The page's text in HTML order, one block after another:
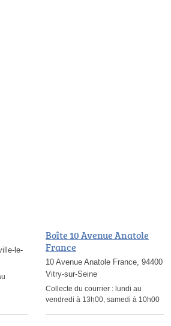
le-
Boîte 10 Avenue Anatole
France
10 Avenue Anatole France, 94400
Vitry-sur-Seine
Collecte du courrier : lundi au
vendredi à 13h00, samedi à 10h00